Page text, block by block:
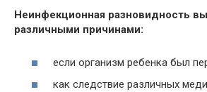
Неинфекционная разновидность
различными причинами:
если организм ребенка был
как следствие различных